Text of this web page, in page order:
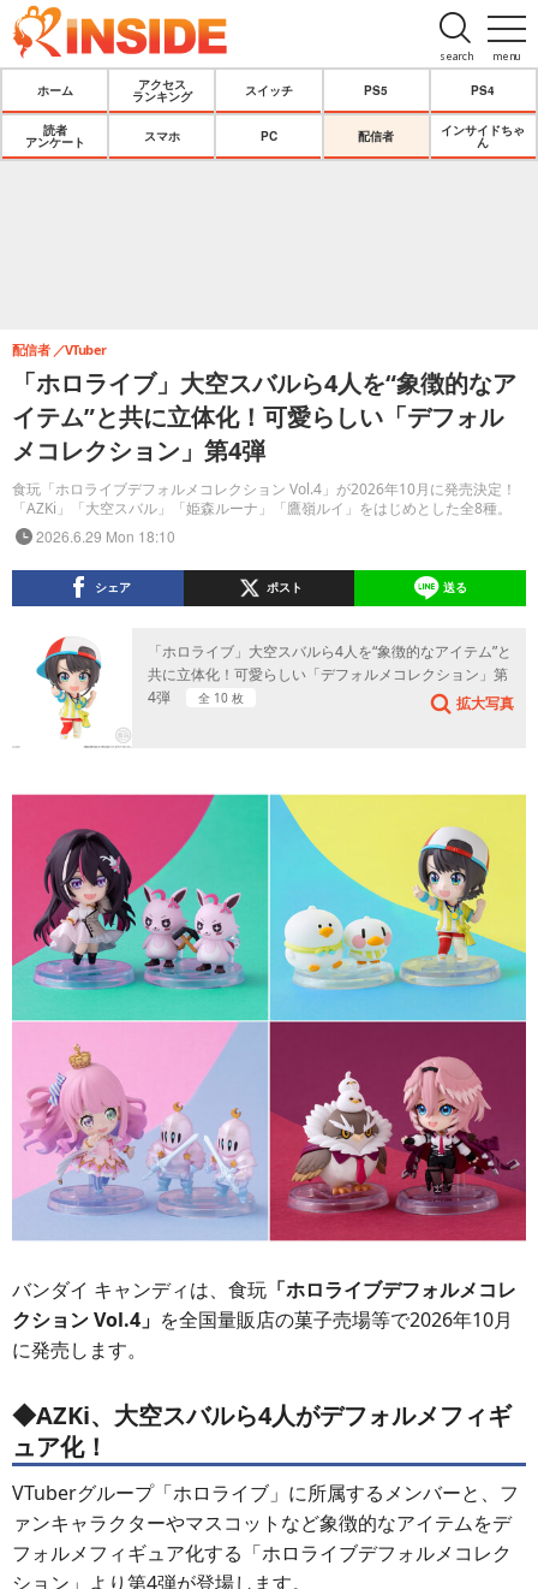
menu
search
ホーム
アクセス
ランキング
スイッチ PS5 PS4
読者
アンケート
スマホ PC 配信者
インサイドちゃ
ん
「ホロライブ」大空スバルら4人を“象徴的なア
イテム”と共に立体化！可愛らしい「デフォル
メコレクション」第4弾
食玩「ホロライブデフォルメコレクション Vol.4」が2026年10月に発売決定！
「AZKi」「大空スバル」「姫森ルーナ」「鷹嶺ルイ」をはじめとした全8種。
配信者 VTuber
2026.6.29 Mon 18:10
シェア ポスト 送る
「ホロライブ」大空スバルら4人を“象徴的なアイテム”と
共に立体化！可愛らしい「デフォルメコレクション」第
4弾
全 10 枚 拡大写真
バンダイ キャンディは、食玩 「ホロライブデフォルメコレ
クション Vol.4」 を全国量販店の菓子売場等で2026年10月
に発売します。
◆AZKi、大空スバルら4人がデフォルメフィギ
ュア化！
VTuberグループ「ホロライブ」に所属するメンバーと、フ
ァンキャラクターやマスコットなど象徴的なアイテムをデ
フォルメフィギュア化する「ホロライブデフォルメコレク
ション」より第4弾が登場します。